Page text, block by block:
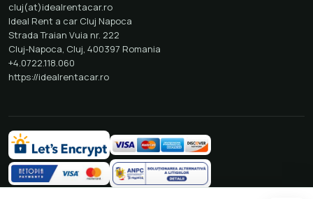
cluj(at)idealrentacar.ro
Ideal Rent a car Cluj Napoca
Strada Traian Vuia nr. 222
Cluj-Napoca, Cluj, 400397 Romania
+4.0722.118.060
https://idealrentacar.ro